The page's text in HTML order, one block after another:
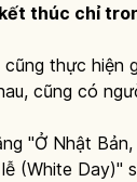
thúc chỉ
thực hiện
cũng có
"Ở Nhật Bản,
(White Day)"